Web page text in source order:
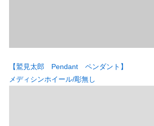
【鷲見太郎 Pendant ペンダント】
メディシンホイール/彫無し